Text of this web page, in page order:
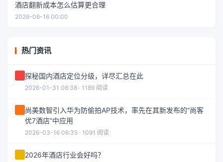
酒店翻新成本怎么估算更合理
2026-06-16 00:00
热门资讯
探秘国内酒店定位分级，详尽汇总在此
2026-01-31 06:38 · 1189 阅读
尚美数智引入华为防偷拍AP技术，率先在其新发布的“尚客
优7酒店”中应用
2026-03-16 06:35 · 1091 阅读
2026年酒店行业会好吗？